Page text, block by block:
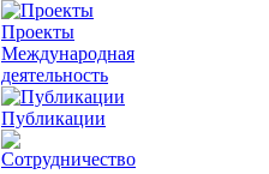
Проекты
Международная
деятельность
Публикации